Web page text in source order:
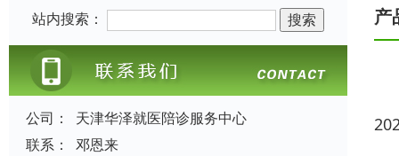
站内搜索：
公司：
天津华泽就医陪诊服务中心
联系：
邓恩来
产